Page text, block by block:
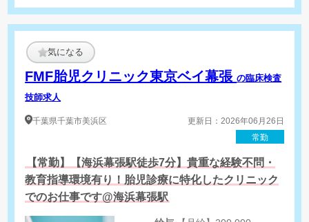
気になる
FMF胎児クリニック東京ベイ幕張の臨床検査
技師求人
千葉県千葉市美浜区
更新日：2026年06月26日
常勤
【常勤】【海浜幕張駅徒歩7分】貴重な経験不問・
教育指導環境有り！胎児診療に特化したクリニック
でのお仕事です@海浜幕張駅